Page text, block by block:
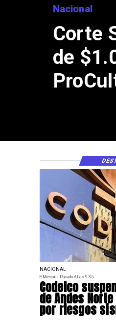
NACIONAL
El Miércoles Pasado A Las 9:35
Codelco
de Andes
por riesgos